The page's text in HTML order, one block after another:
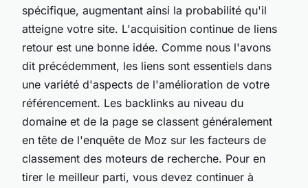
spécifique, augmentant ainsi la probabilité qu'il
atteigne votre site. L'acquisition continue de liens
retour est une bonne idée. Comme nous l'avons
dit précédemment, les liens sont essentiels dans
une variété d'aspects de l'amélioration de votre
référencement. Les backlinks au niveau du
domaine et de la page se classent généralement
en tête de l'enquête de Moz sur les facteurs de
classement des moteurs de recherche. Pour en
tirer le meilleur parti, vous devez continuer à